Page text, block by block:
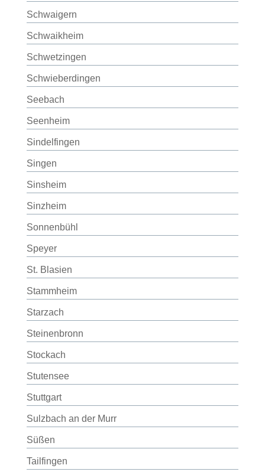
Schwaigern
Schwaikheim
Schwetzingen
Schwieberdingen
Seebach
Seenheim
Sindelfingen
Singen
Sinsheim
Sinzheim
Sonnenbühl
Speyer
St. Blasien
Stammheim
Starzach
Steinenbronn
Stockach
Stutensee
Stuttgart
Sulzbach an der Murr
Süßen
Tailfingen